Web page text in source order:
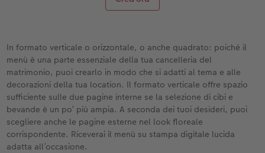
In formato verticale o orizzontale, o anche quadrato: poiché il
menù è una parte essenziale della tua cancelleria del
matrimonio, puoi crearlo in modo che si adatti al tema e alle
decorazioni della tua location. Il formato verticale offre spazio
sufficiente sulle due pagine interne se la selezione di cibi e
bevande è un po’ più ampia. A seconda dei tuoi desideri, puoi
scegliere anche le pagine esterne nel look floreale
corrispondente. Riceverai il menù su stampa digitale lucida
adatta all’occasione.